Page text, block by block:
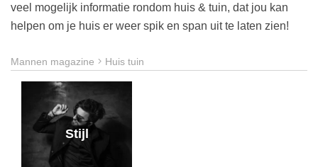
veel mogelijk informatie rondom huis & tuin, dat jou kan
helpen om je huis er weer spik en span uit te laten zien!
Mannen magazine Huis tuin
Stijl